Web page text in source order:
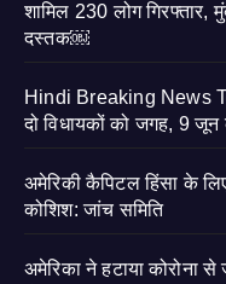
शामिल 230 लोग
दस्तक￼
Hindi Breaking News
दो विधायकों को जगह, 9
अमेरिकी कैपिटल हिंसा के
कोशिश: जांच समिति
अमेरिका ने हटाया कोरोना